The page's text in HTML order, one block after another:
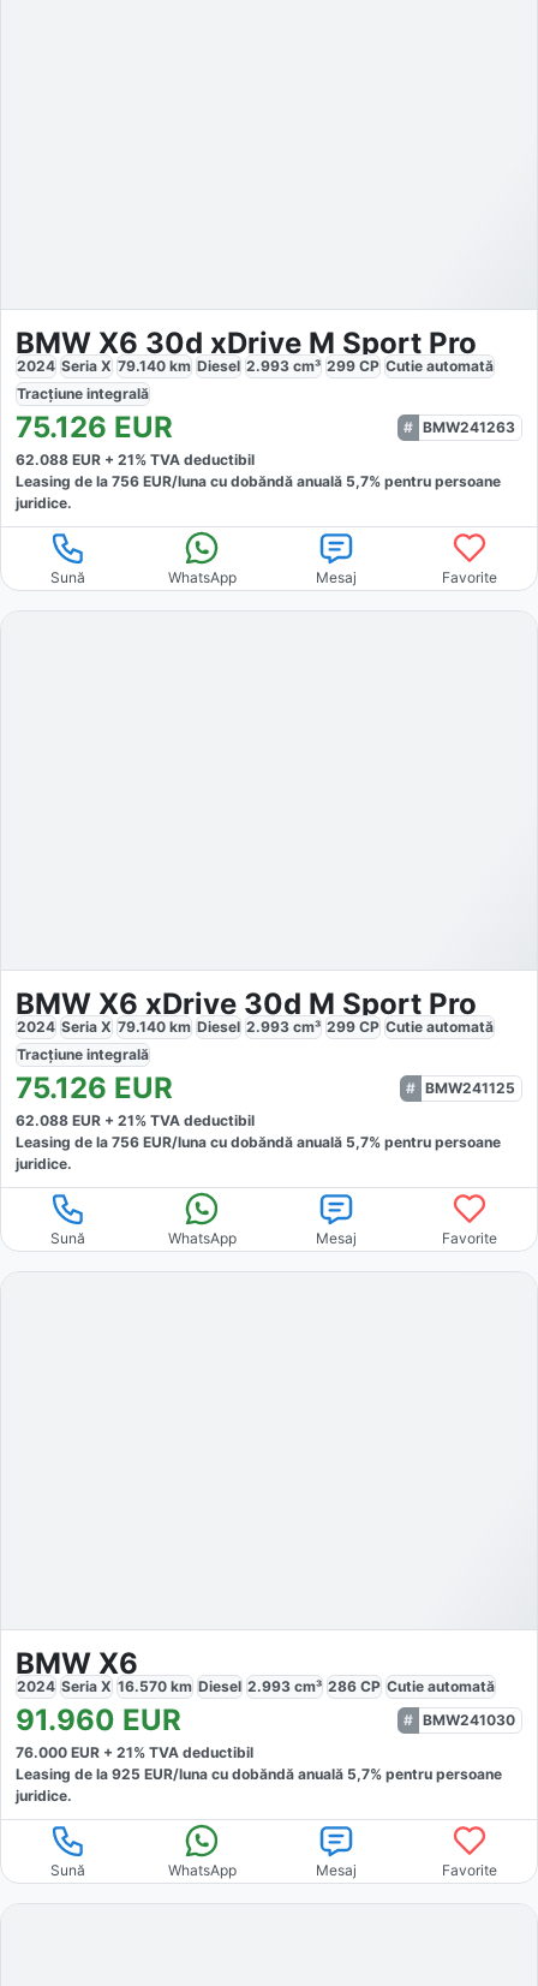
BMW X6 30d xDrive M Sport Pro
2024 Seria X 79.140 km Diesel 2.993 cm³ 299 CP Cutie automată
Tracțiune integrală
75.126 EUR
BMW241263
62.088 EUR + 21% TVA deductibil
Leasing de la 756 EUR/luna cu dobăndă anuală 5,7% pentru persoane
juridice.
Sună WhatsApp Mesaj Favorite
BMW X6 xDrive 30d M Sport Pro
2024 Seria X 79.140 km Diesel 2.993 cm³ 299 CP Cutie automată
Tracțiune integrală
75.126 EUR
BMW241125
62.088 EUR + 21% TVA deductibil
Leasing de la 756 EUR/luna cu dobăndă anuală 5,7% pentru persoane
juridice.
Sună WhatsApp Mesaj Favorite
BMW X6
2024 Seria X 16.570 km Diesel 2.993 cm³ 286 CP Cutie automată
91.960 EUR
BMW241030
76.000 EUR + 21% TVA deductibil
Leasing de la 925 EUR/luna cu dobăndă anuală 5,7% pentru persoane
juridice.
Sună WhatsApp Mesaj Favorite